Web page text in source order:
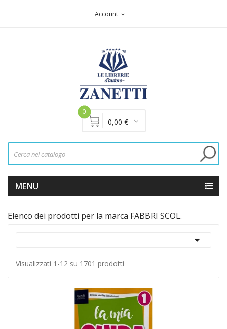
Account expand_more
0
0,00 €
MENU
Elenco dei prodotti per la marca FABBRI SCOL.

Visualizzati 1-12 su 1701 prodotti